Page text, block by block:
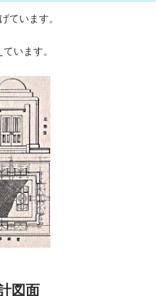
ています。
います。
図面